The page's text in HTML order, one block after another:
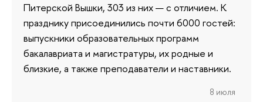
Питерской Вышки, 303 из них — с отличием. К
празднику присоединились почти 6000 гостей:
выпускники образовательных программ
бакалавриата и магистратуры, их родные и
близкие, а также преподаватели и наставники.
8 июля